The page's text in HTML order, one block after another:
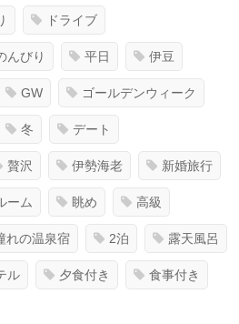
ドライブ
んびり 平日 伊豆
GW ゴールデンウィーク
冬 デート
贅沢 伊勢海老 新婚旅行
ーム 眺め 高級
れの温泉宿 2泊 露天風呂
ル 夕食付き 食事付き